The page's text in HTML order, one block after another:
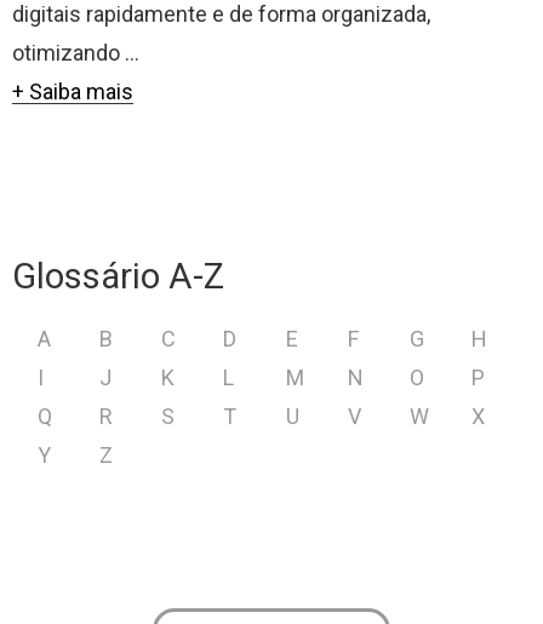
digitais rapidamente e de forma organizada,
otimizando ...
+ Saiba mais
Glossário A-Z
A B C D E F G
H
I
J K L M N O
P
Q
R S T U V W
X
Y
Z